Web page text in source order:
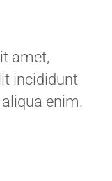
amet,
incididunt
enim.